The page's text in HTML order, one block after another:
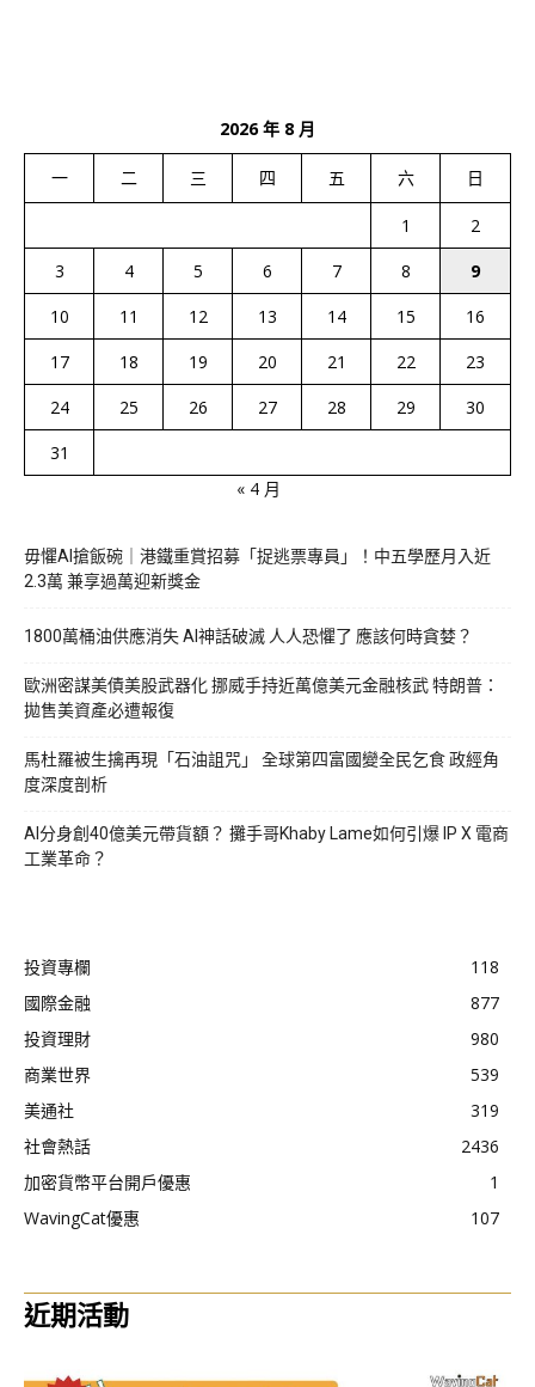
2026 年 8 月
一 二 三 四 五 六 日
1
2
3
4 5 6 7 8
9
10
11 12 13 14 15
16
17
18 19 20 21 22
23
24
25 26 27 28 29
30
31
« 4 月
毋懼AI搶飯碗｜港鐵重賞招募「捉逃票專員」！中五學歷月入近
2.3萬 兼享過萬迎新獎金
1800萬桶油供應消失 AI神話破滅 人人恐懼了 應該何時貪婪？
歐洲密謀美債美股武器化 挪威手持近萬億美元金融核武 特朗普：
拋售美資產必遭報復
馬杜羅被生擒再現「石油詛咒」 全球第四富國變全民乞食 政經角
度深度剖析
AI分身創40億美元帶貨額？ 攤手哥Khaby Lame如何引爆 IP X 電商
工業革命？
投資專欄
118
國際金融
877
投資理財
980
商業世界
539
美通社
319
社會熱話
2436
加密貨幣平台開戶優惠
1
WavingCat優惠
107
近期活動